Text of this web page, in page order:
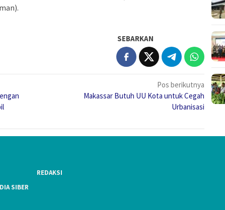
SEBARKAN
Pos berikutnya
Makassar Butuh UU Kota untuk Cegah
Urbanisasi
REDAKSI
SIBER